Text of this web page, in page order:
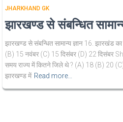
JHARKHAND GK
झारखण्ड से संबन्धित
झारखण्ड से संबन्धित सामान्य ज्ञान 16. झारखंड
(B) 15 नवंबर (C) 15 दिसंबर (D) 22 दिसंबर
समय राज्य में कितने जिले थे ? (A) 18 (B) 20
झारखण्ड में Read more…